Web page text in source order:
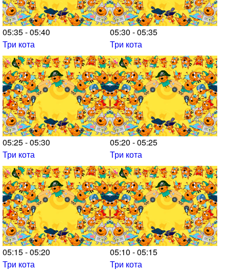
05:35 - 05:40
Три кота
05:30 - 05:35
Три кота
05:25 - 05:30
Три кота
05:20 - 05:25
Три кота
05:15 - 05:20
Три кота
05:10 - 05:15
Три кота